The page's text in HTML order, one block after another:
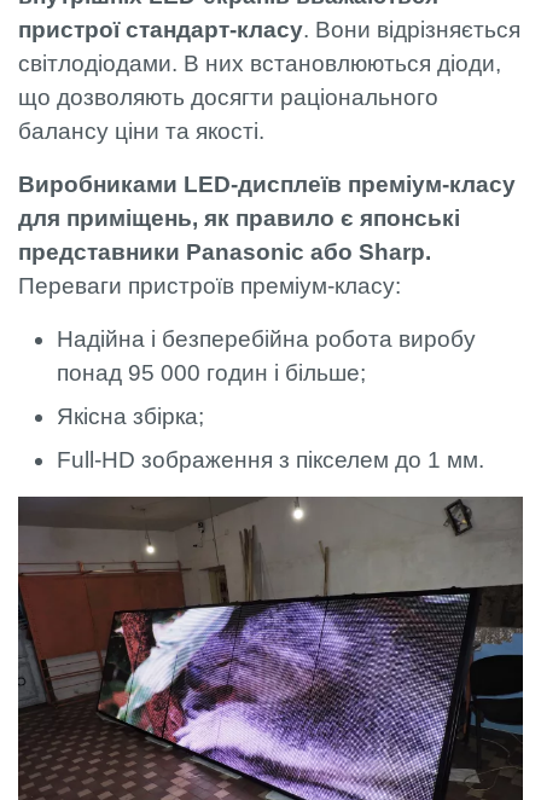
пристрої стандарт-класу. Вони відрізняється
світлодіодами. В них встановлюються діоди,
що дозволяють досягти раціонального
балансу ціни та якості.
Виробниками LED-дисплеїв преміум-класу
для приміщень, як правило є японські
представники Раnаsoniс або Shаrp.
Переваги пристроїв преміум-класу:
Надійна і безперебійна робота виробу
понад 95 000 годин і більше;
Якісна збірка;
Full-HD зображення з пікселем до 1 мм.